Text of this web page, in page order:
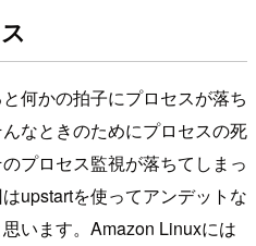
何かの拍子にプロセスが落ち
なときのためにプロセスの死
プロセス監視が落ちてしまっ
upstartを使ってアンデットな
います。Amazon Linuxには